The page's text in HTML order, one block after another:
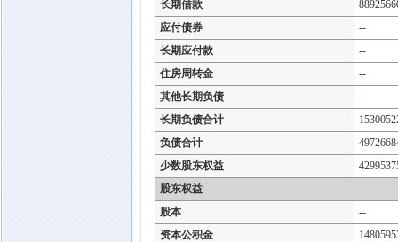
长期借款
应付债券
--
长期应付款
--
住房周转金
--
其他长期负债
--
长期负债合计
负债合计
少数股东权益
股东权益
股本
--
资本公积金